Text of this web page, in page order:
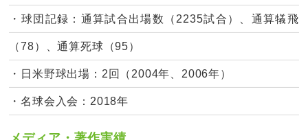
・球団記録：通算試合出場数（2235試合）、通算犠飛
（78）、通算死球（95）
・日米野球出場：2回（2004年、2006年）
・名球会入会：2018年